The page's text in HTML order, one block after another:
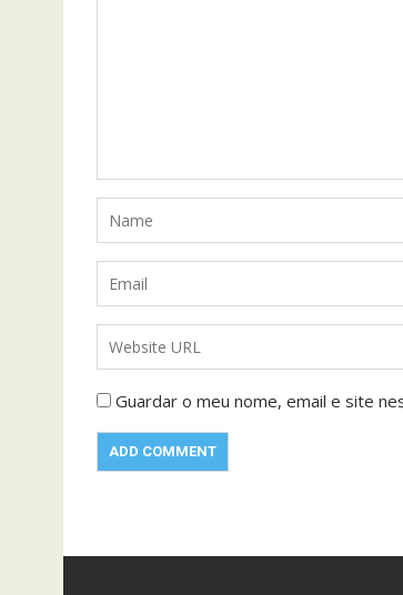
Guardar o meu nome, email e site